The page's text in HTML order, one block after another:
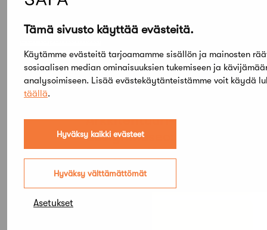
Tämä sivusto käyttää evästeitä.
Käytämme evästeitä tarjoamamme sisällön ja mainosten
sosiaalisen median ominaisuuksien tukemiseen ja
analysoimiseen. Lisää evästekäytänteistämme voit käydä
täällä.
Hyväksy kaikki evästeet
Hyväksy välttämättömät
Asetukset
2026
Etsi tapahtumista
PE
05
SU
Arkkitehtuuri- ja
designmuseo: Aalto
Design – Hyvinvoinnin
muodot